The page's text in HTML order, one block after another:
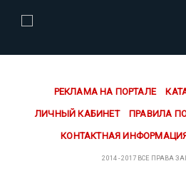
РЕКЛАМА НА ПОРТАЛЕ
ЛИЧНЫЙ КАБИНЕТ ПРАВИЛА
КОНТАКТНАЯ
2014 - 2017 ВСЕ ПРАВА